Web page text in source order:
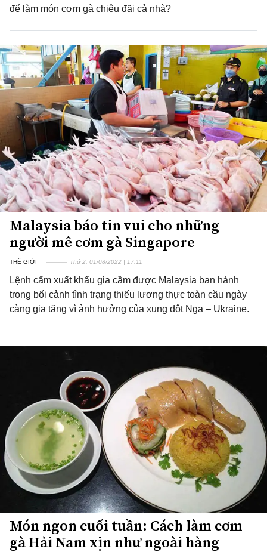
để làm món cơm gà chiêu đãi cả nhà?
Malaysia báo tin vui cho những
người mê cơm gà Singapore
THẾ GIỚI Thứ 2, 01/08/2022 | 17:11
Lệnh cấm xuất khẩu gia cầm được Malaysia ban hành
trong bối cảnh tình trạng thiếu lương thực toàn cầu ngày
càng gia tăng vì ảnh hưởng của xung đột Nga – Ukraine.
Món ngon cuối tuần: Cách làm cơm
gà Hải Nam xịn như ngoài hàng